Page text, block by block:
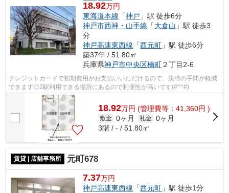
18.92万円
東海道本線 「神戸 」駅 徒歩6分
神戸市西神・山手線 「大倉山 」駅 徒歩3
分
神戸高速東西線 「西元町 」駅 徒歩6分
築37年 / 51.80㎡
兵庫県神戸市中央区楠町２丁目2-6
クレジットカードで初期費用がお支払いいただけるので、決済の手間が軽減
できます◎2駅利用できる場所にあるので利便性が高いです(#^^#)
18.92万円 (管理費等：41,360円 )
敷金 0ヶ月 礼金 0ヶ月
3階 / - / 51.80㎡
賃貸 | 店舗事務所 元町678
7.37万円
神戸高速東西線 「西元町 」駅 徒歩1分